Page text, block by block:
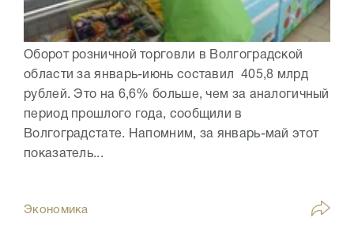
Оборот розничной торговли в Волгоградской
области за январь-июнь составил 405,8 млрд
рублей. Это на 6,6% больше, чем за аналогичный
период прошлого года, сообщили в
Волгоградстате. Напомним, за январь-май этот
показатель...
Экономика